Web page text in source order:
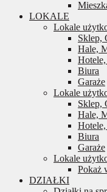
LOKALE
Lokale
Sklep,
Hale,
Biura
Garaże
Lokale
Sklep,
Hale,
Biura
Garaże
Lokale
Pokaż
DZIAŁKI